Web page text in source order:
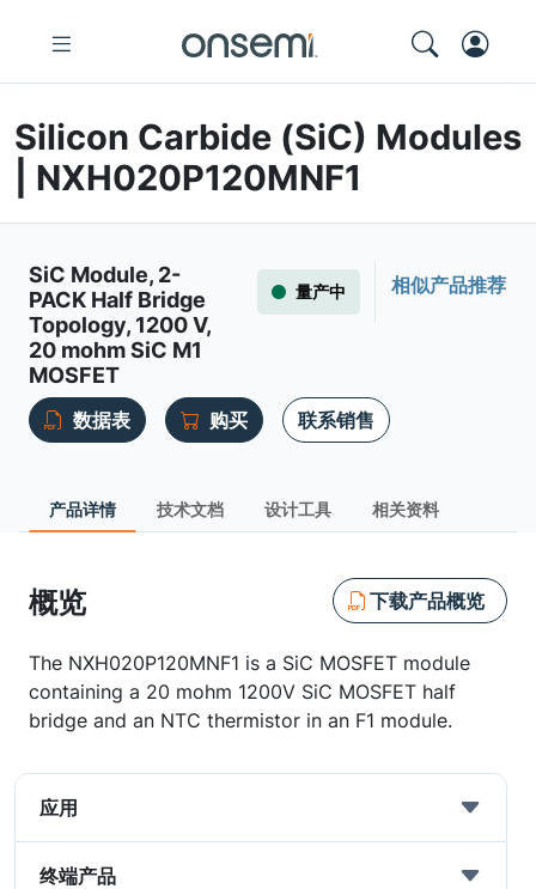
Silicon Carbide (SiC) Modules
| NXH020P120MNF1
SiC Module, 2-
PACK Half Bridge
Topology, 1200 V,
20 mohm SiC M1
MOSFET
量产中 相似产品推荐
数据表 购买 联系销售
产品详情 技术文档 设计工具 相关资料
概览 下载产品概览
The NXH020P120MNF1 is a SiC MOSFET module
containing a 20 mohm 1200V SiC MOSFET half
bridge and an NTC thermistor in an F1 module.
应用
终端产品